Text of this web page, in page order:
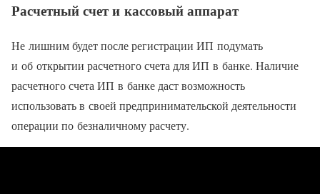
Расчетный счет и кассовый аппарат
Не лишним будет после регистрации ИП подумать
и об открытии расчетного счета для ИП в банке. Наличие
расчетного счета ИП в банке даст возможность
использовать в своей предпринимательской деятельности
операции по безналичному расчету.